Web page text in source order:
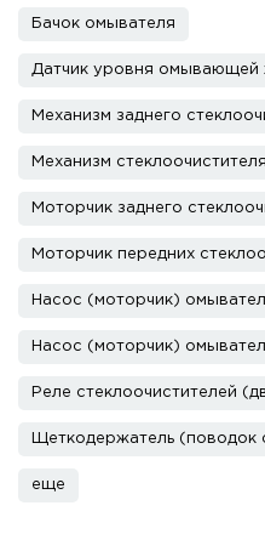
Бачок омывателя
Датчик уровня омывающей
Механизм заднего
Механизм
Моторчик заднего
Моторчик передних
Насос (моторчик)
Насос (моторчик)
Реле стеклоочистителей
Щеткодержатель (поводок
еще